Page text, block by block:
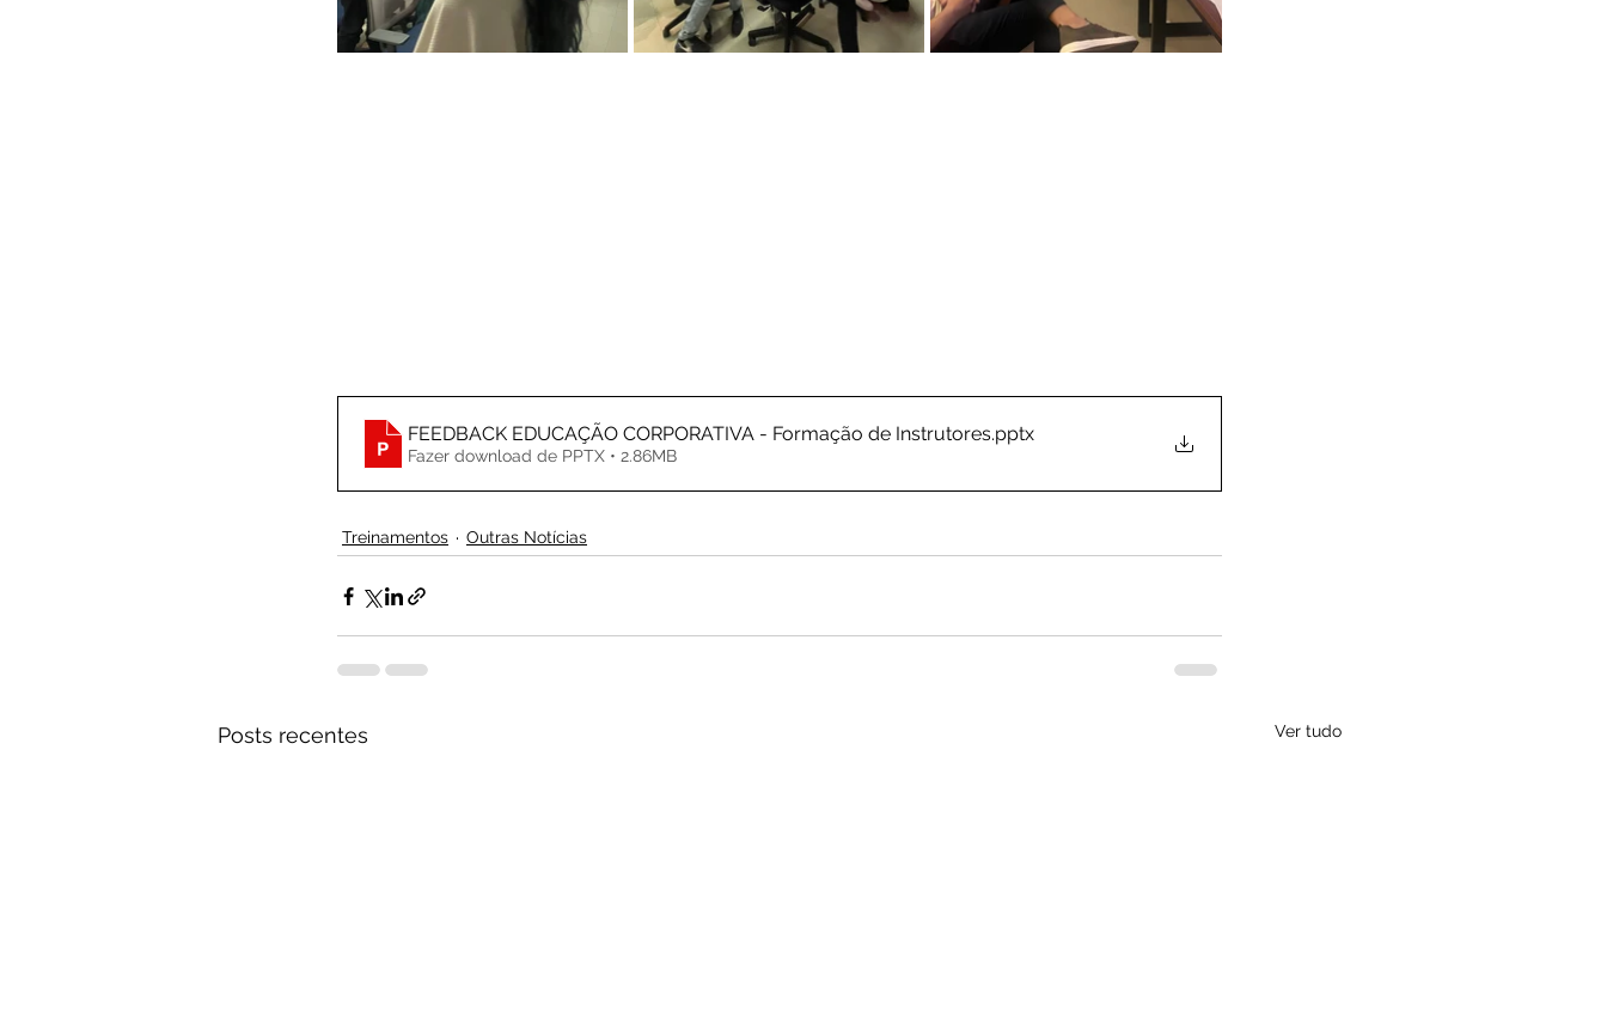
FEEDBACK EDUCAÇÃO CORPORATIVA - Formação de Instrutores.pptx
Fazer download de PPTX • 2.86MB
Treinamentos Outras Notícias
Posts recentes Ver tudo